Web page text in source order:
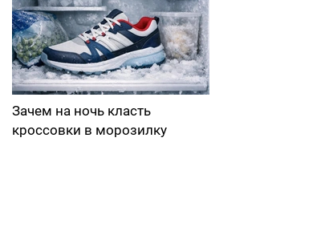
Зачем на ночь класть
кроссовки в морозилку